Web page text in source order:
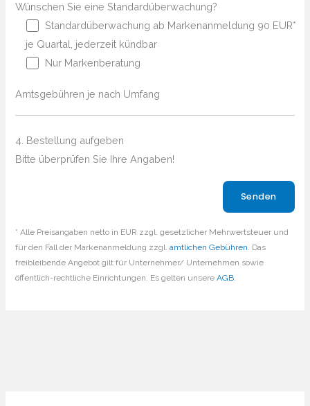
Wünschen Sie eine Standardüberwachung?
Standardüberwachung ab Markenanmeldung 90 EUR*
je Quartal, jederzeit kündbar
Nur Markenberatung
Amtsgebühren je nach Umfang
4. Bestellung aufgeben
Bitte überprüfen Sie Ihre Angaben!
* Alle Preisangaben netto in EUR zzgl. gesetzlicher Mehrwertsteuer und
für den Fall der Markenanmeldung zzgl.amtlichen Gebühren. Das
freibleibende Angebot gilt für Unternehmer/ Unternehmen sowie
öffentlich-rechtliche Einrichtungen. Es gelten unsereAGB.